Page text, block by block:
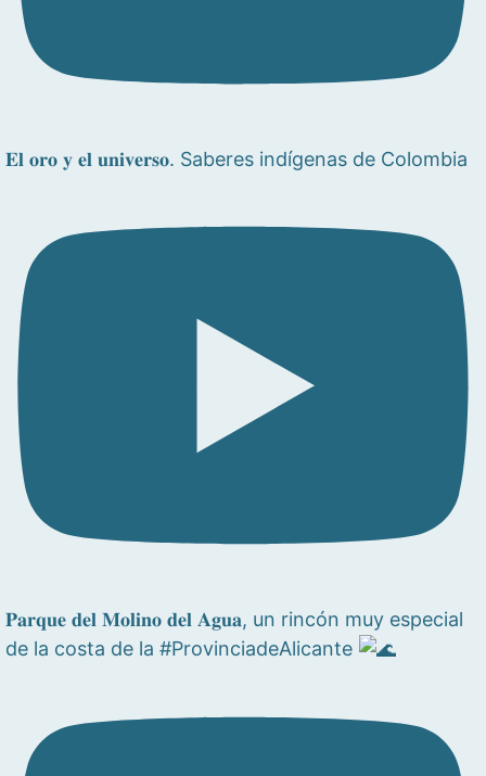
𝐄𝐥 𝐨𝐫𝐨 𝐲 𝐞𝐥 𝐮𝐧𝐢𝐯𝐞𝐫𝐬𝐨. Saberes indígenas de Colombia
𝐏𝐚𝐫𝐪𝐮𝐞 𝐝𝐞𝐥 𝐌𝐨𝐥𝐢𝐧𝐨 𝐝𝐞𝐥 𝐀𝐠𝐮𝐚, un rincón muy especial
de la costa de la #ProvinciadeAlicante